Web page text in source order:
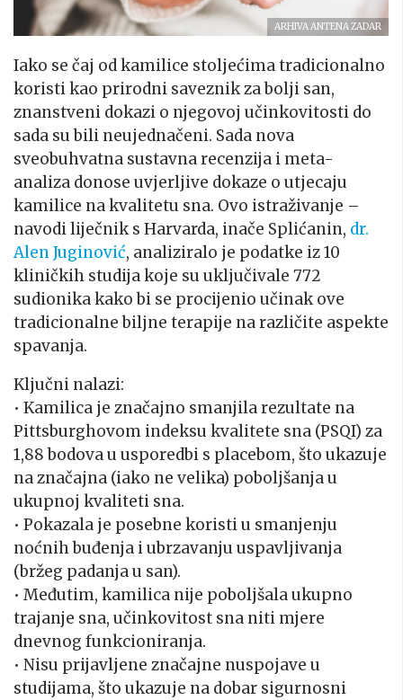
ARHIVA ANTENA ZADAR
Iako se čaj od kamilice stoljećima tradicionalno
koristi kao prirodni saveznik za bolji san,
znanstveni dokazi o njegovoj učinkovitosti do
sada su bili neujednačeni. Sada nova
sveobuhvatna sustavna recenzija i meta-
analiza donose uvjerljive dokaze o utjecaju
kamilice na kvalitetu sna. Ovo istraživanje –
navodi liječnik s Harvarda, inače Splićanin, dr.
Alen Juginović, analiziralo je podatke iz 10
kliničkih studija koje su uključivale 772
sudionika kako bi se procijenio učinak ove
tradicionalne biljne terapije na različite aspekte
spavanja.
Ključni nalazi:
• Kamilica je značajno smanjila rezultate na
Pittsburghovom indeksu kvalitete sna (PSQI) za
1,88 bodova u usporedbi s placebom, što ukazuje
na značajna (iako ne velika) poboljšanja u
ukupnoj kvaliteti sna.
• Pokazala je posebne koristi u smanjenju
noćnih buđenja i ubrzavanju uspavljivanja
(bržeg padanja u san).
• Međutim, kamilica nije poboljšala ukupno
trajanje sna, učinkovitost sna niti mjere
dnevnog funkcioniranja.
• Nisu prijavljene značajne nuspojave u
studijama, što ukazuje na dobar sigurnosni